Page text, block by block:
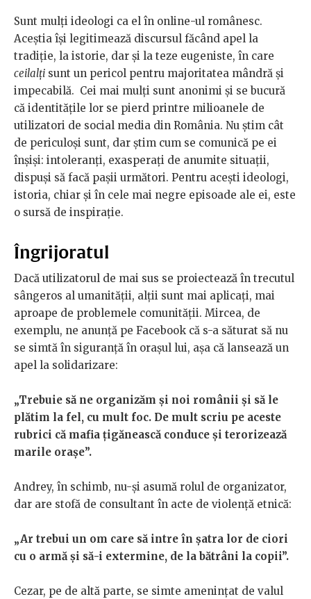
Sunt mulți ideologi ca el în online-ul românesc.
Aceștia își legitimează discursul făcând apel la
tradiție, la istorie, dar și la teze eugeniste, în care
ceilalți sunt un pericol pentru majoritatea mândră și
impecabilă. Cei mai mulți sunt anonimi și se bucură
că identitățile lor se pierd printre milioanele de
utilizatori de social media din România. Nu știm cât
de periculoși sunt, dar știm cum se comunică pe ei
înșiși: intoleranți, exasperați de anumite situații,
dispuși să facă pașii următori. Pentru acești ideologi,
istoria, chiar și în cele mai negre episoade ale ei, este
o sursă de inspirație.
Îngrijoratul
Dacă utilizatorul de mai sus se proiectează în trecutul
sângeros al umanității, alții sunt mai aplicați, mai
aproape de problemele comunității. Mircea, de
exemplu, ne anunță pe Facebook că s-a săturat să nu
se simtă în siguranță în orașul lui, așa că lansează un
apel la solidarizare:
„Trebuie să ne organizăm și noi românii și să le
plătim la fel, cu mult foc. De mult scriu pe aceste
rubrici că mafia țigănească conduce și terorizează
marile orașe”.
Andrey, în schimb, nu-și asumă rolul de organizator,
dar are stofă de consultant în acte de violență etnică:
„Ar trebui un om care să intre în șatra lor de ciori
cu o armă și să-i extermine, de la bătrâni la copii”.
Cezar, pe de altă parte, se simte amenințat de valul